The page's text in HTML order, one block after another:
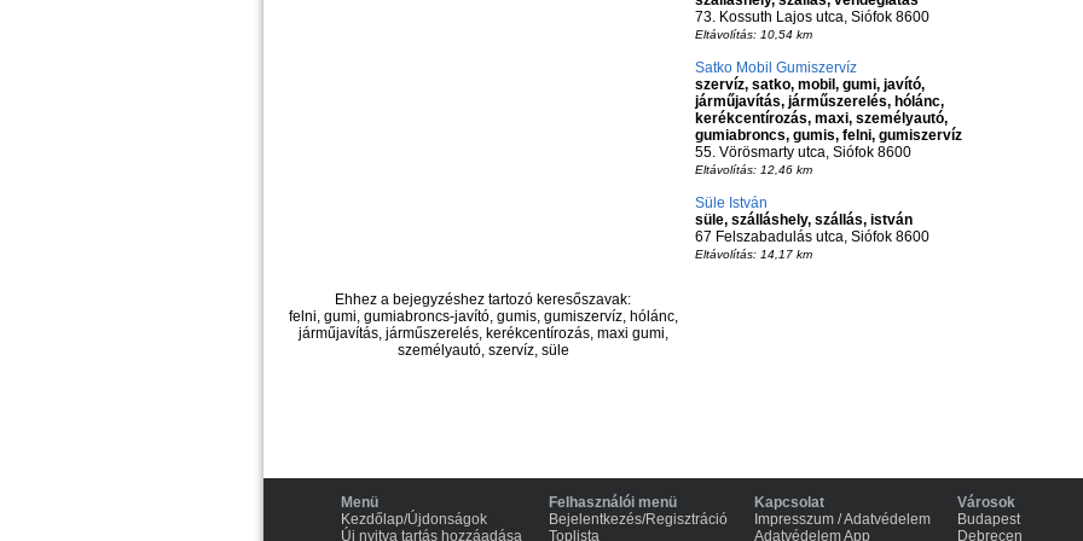
73. Kossuth Lajos utca, Siófok 8600
Eltávolítás: 10,54 km
Satko Mobil Gumiszervíz
szervíz, satko, mobil, gumi, javító,
járműjavítás, járműszerelés, hólánc,
kerékcentírozás, maxi, személyautó,
gumiabroncs, gumis, felni, gumiszervíz
55. Vörösmarty utca, Siófok 8600
Eltávolítás: 12,46 km
Süle István
süle, szálláshely, szállás, istván
67 Felszabadulás utca, Siófok 8600
Eltávolítás: 14,17 km
Ehhez a bejegyzéshez tartozó keresőszavak:
felni, gumi, gumiabroncs-javító, gumis, gumiszervíz, hólánc,
járműjavítás, járműszerelés, kerékcentírozás, maxi gumi,
személyautó, szervíz, süle
Menü
Kezdőlap/Újdonságok
Új nyitva tartás hozzáadása
Felhasználói menü
Bejelentkezés/Regisztráció
Toplista
Kapcsolat
Impresszum / Adatvédelem
Adatvédelem App
Városok
Budapest
Debrecen